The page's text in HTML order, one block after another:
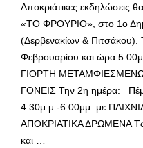
Αποκριάτικες
«ΤΟ ΦΡΟΥΡΙΟ», στο 1ο
(Δερβενακίων &
Φεβρουαρίου και ώρα
ΓΙΟΡΤΗ
ΓΟΝΕΙΣ Την 2η ημέρα:
4.30μ.μ.-6.00μμ. με
ΑΠΟΚΡΙΑΤΙΚΑ ΔΡΩΜΕΝΑ
και …